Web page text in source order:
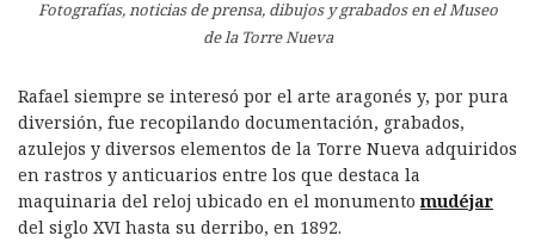
Fotografías, noticias de prensa, dibujos y grabados en el Museo
de la Torre Nueva
Rafael siempre se interesó por el arte aragonés y, por pura
diversión, fue recopilando documentación, grabados,
azulejos y diversos elementos de la Torre Nueva adquiridos
en rastros y anticuarios entre los que destaca la
maquinaria del reloj ubicado en el monumentomudéjar
del siglo XVI hasta su derribo, en 1892.